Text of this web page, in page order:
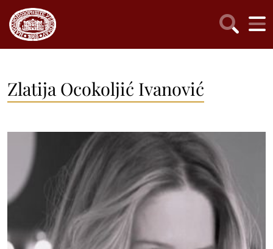
Zlatija Ocokoljić Ivanović